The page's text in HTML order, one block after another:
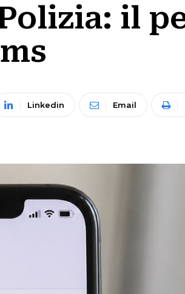
il
Linkedin Email